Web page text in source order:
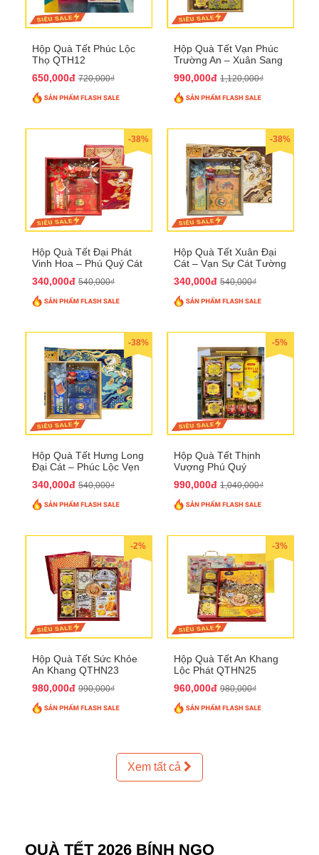
Hộp Quà Tết Phúc Lộc
Thọ QTH12
650,000đ 720,000₫
Hộp Quà Tết Vạn Phúc
Trường An – Xuân Sang
990,000đ 1,120,000₫
-38%
Hộp Quà Tết Đại Phát
Vinh Hoa – Phú Quý Cát
340,000đ 540,000₫
-38%
Hộp Quà Tết Xuân Đại
Cát – Vạn Sự Cát Tường
340,000đ 540,000₫
-38%
Hộp Quà Tết Hưng Long
Đại Cát – Phúc Lộc Vẹn
340,000đ 540,000₫
-5%
Hộp Quà Tết Thịnh
Vượng Phú Quý
990,000đ 1,040,000₫
-2%
Hộp Quà Tết Sức Khỏe
An Khang QTHN23
980,000đ 990,000₫
-3%
Hộp Quà Tết An Khang
Lộc Phát QTHN25
960,000đ 980,000₫
Xem tất cả
QUÀ TẾT 2026 BÍNH NGỌ